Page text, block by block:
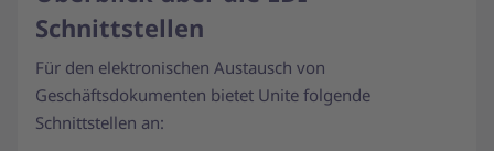
Schnittstellen
Für den elektronischen Austausch von
Geschäftsdokumenten bietet Unite folgende
Schnittstellen an: